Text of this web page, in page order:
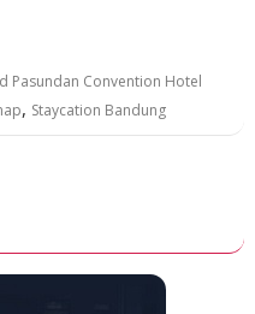
Pasundan Convention Hotel
, Staycation Bandung